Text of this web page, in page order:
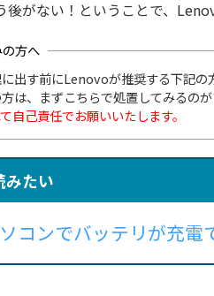
後がない！ということで、
方へ
出す前にLenovoが推奨する下記の
は、まずこちらで処置してみるのが
自己責任でお願いいたします。
みたい
コンでバッテリが充電